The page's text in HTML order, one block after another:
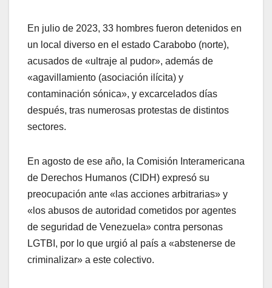
En julio de 2023, 33 hombres fueron detenidos en
un local diverso en el estado Carabobo (norte),
acusados de «ultraje al pudor», además de
«agavillamiento (asociación ilícita) y
contaminación sónica», y excarcelados días
después, tras numerosas protestas de distintos
sectores.
En agosto de ese año, la Comisión Interamericana
de Derechos Humanos (CIDH) expresó su
preocupación ante «las acciones arbitrarias» y
«los abusos de autoridad cometidos por agentes
de seguridad de Venezuela» contra personas
LGTBI, por lo que urgió al país a «abstenerse de
criminalizar» a este colectivo.